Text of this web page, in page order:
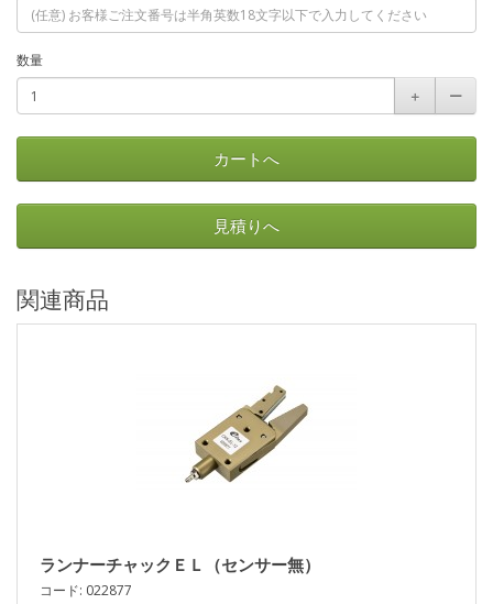
数量
＋
ー
カートへ
見積りへ
関連商品
ランナーチャックＥＬ（センサー無）
コード: 022877